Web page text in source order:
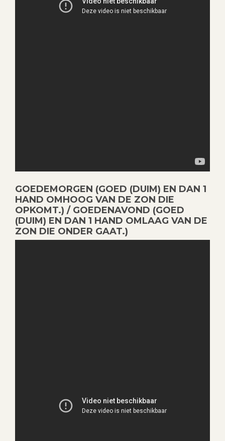
GOEDEMORGEN (GOED (DUIM) EN DAN 1
HAND OMHOOG VAN DE ZON DIE
OPKOMT.) / GOEDENAVOND (GOED
(DUIM) EN DAN 1 HAND OMLAAG VAN DE
ZON DIE ONDER GAAT.)